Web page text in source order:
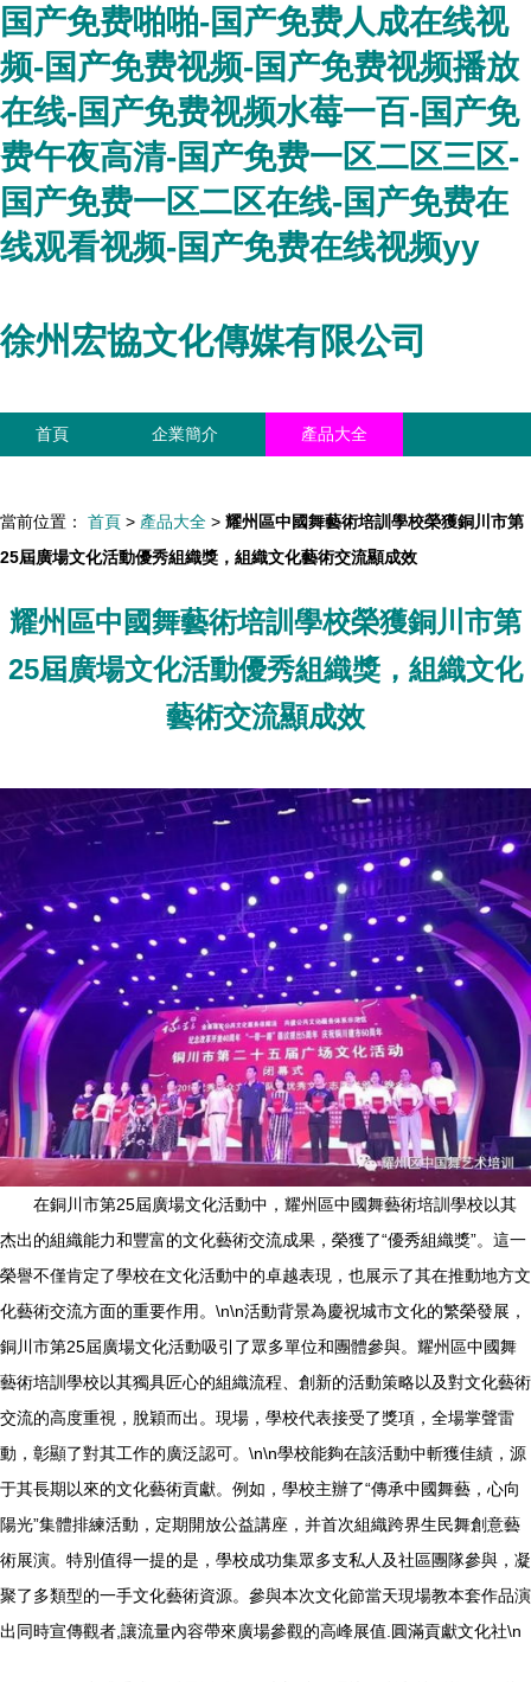
国产免费啪啪-国产免费人成在线视
频-国产免费视频-国产免费视频播放
在线-国产免费视频水莓一百-国产免
费午夜高清-国产免费一区二区三区-
国产免费一区二区在线-国产免费在
线观看视频-国产免费在线视频yy
徐州宏協文化傳媒有限公司
首頁 企業簡介 產品大全
當前位置： 首頁 > 產品大全 > 耀州區中國舞藝術培訓學校榮獲銅川市第
25屆廣場文化活動優秀組織獎，組織文化藝術交流顯成效
耀州區中國舞藝術培訓學校榮獲銅川市第
25屆廣場文化活動優秀組織獎，組織文化
藝術交流顯成效
在銅川市第25屆廣場文化活動中，耀州區中國舞藝術培訓學校以其
杰出的組織能力和豐富的文化藝術交流成果，榮獲了“優秀組織獎”。這一
榮譽不僅肯定了學校在文化活動中的卓越表現，也展示了其在推動地方文
化藝術交流方面的重要作用。\n\n活動背景為慶祝城市文化的繁榮發展，
銅川市第25屆廣場文化活動吸引了眾多單位和團體參與。耀州區中國舞
藝術培訓學校以其獨具匠心的組織流程、創新的活動策略以及對文化藝術
交流的高度重視，脫穎而出。現場，學校代表接受了獎項，全場掌聲雷
動，彰顯了對其工作的廣泛認可。\n\n學校能夠在該活動中斬獲佳績，源
于其長期以來的文化藝術貢獻。例如，學校主辦了“傳承中國舞藝，心向
陽光”集體排練活動，定期開放公益講座，并首次組織跨界生民舞創意藝
術展演。特別值得一提的是，學校成功集眾多支私人及社區團隊參與，凝
聚了多類型的一手文化藝術資源。參與本次文化節當天現場教本套作品演
出同時宣傳觀者,讓流量內容帶來廣場參觀的高峰展值.圓滿貢獻文化社\n